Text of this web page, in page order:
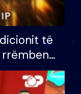
të
rrëmben
eurosh